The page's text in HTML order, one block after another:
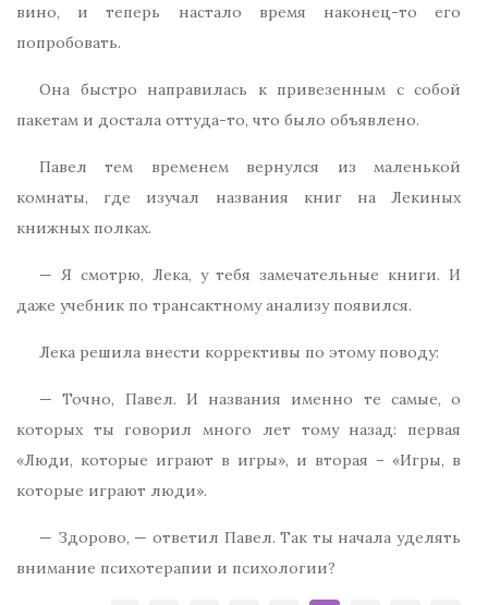
вино, и теперь настало время наконец-то его
попробовать.
Она быстро направилась к привезенным с собой
пакетам и достала оттуда-то, что было объявлено.
Павел тем временем вернулся из маленькой
комнаты, где изучал названия книг на Лекиных
книжных полках.
— Я смотрю, Лека, у тебя замечательные книги. И
даже учебник по трансактному анализу появился.
Лека решила внести коррективы по этому поводу:
— Точно, Павел. И названия именно те самые, о
которых ты говорил много лет тому назад: первая
«Люди, которые играют в игры», и вторая – «Игры, в
которые играют люди».
— Здорово, — ответил Павел. Так ты начала уделять
внимание психотерапии и психологии?